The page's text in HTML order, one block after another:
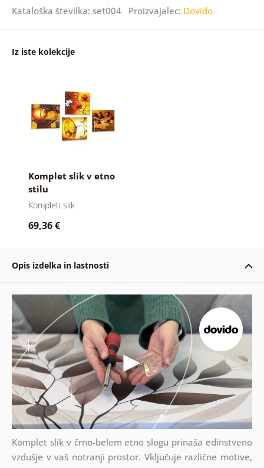
Kataloška številka: set004 Proizvajalec: Dovido
Iz iste kolekcije
Komplet slik v etno
stilu
Kompleti slik
69,36 €
Opis izdelka in lastnosti
Komplet slik v črno-belem etno slogu prinaša edinstveno
vzdušje v vaš notranji prostor. Vključuje različne motive,